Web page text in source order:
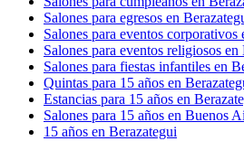
Salones para egresos en
Salones para eventos corporativos
Salones para eventos religiosos en
Salones para fiestas infantiles en
Quintas para 15 años en
Estancias para 15 años en
Salones para 15 años en Buenos
15 años en Berazategui